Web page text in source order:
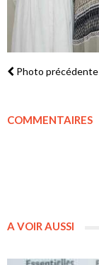
Photo précédente
COMMENTAIRES
A VOIR AUSSI